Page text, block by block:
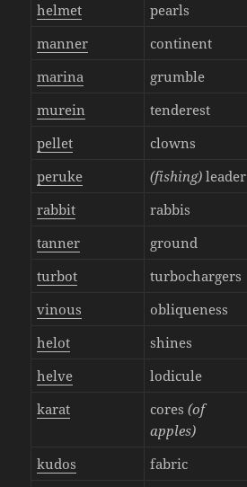
helmet
pearls
manner
conti­nent
marina
grumble
murein
tende­rest
pellet
clowns
peruke
(fishing) leader
rabbit
rabbis
tanner
ground
turbot
turboc­har­gers
vinous
oblique­ness
helot
shines
helve
lodicule
karat
cores(of
apples)
kudos fabric